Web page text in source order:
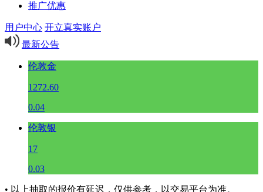
推广优惠
用户中心 开立真实账户
最新公告
伦敦金
1272.60
0.04
伦敦银
17
0.03
• 以上抽取的报价有延迟，仅供参考，以交易平台为准。